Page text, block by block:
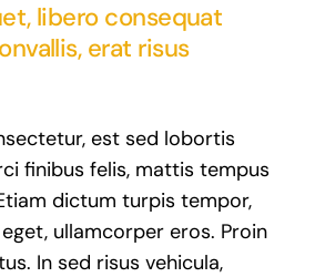
libero consequat
erat risus
est sed lobortis
finibus felis, mattis tempus
dictum turpis tempor,
ullamcorper eros. Proin
In sed risus vehicula,